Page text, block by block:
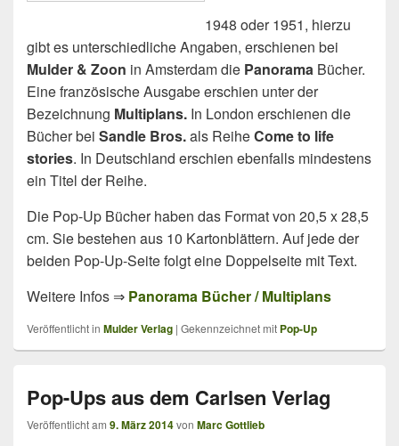
1948 oder 1951, hierzu
gibt es unterschiedliche Angaben, erschienen bei
Mulder & Zoon in Amsterdam die Panorama Bücher.
Eine französische Ausgabe erschien unter der
Bezeichnung Multiplans. In London erschienen die
Bücher bei Sandle Bros.als ReiheCome to life
stories. In Deutschland erschien ebenfalls mindestens
ein Titel der Reihe.
Die Pop-Up Bücher haben das Format von 20,5 x 28,5
cm. Sie bestehen aus 10 Kartonblättern. Auf jede der
beiden Pop-Up-Seite folgt eine Doppelseite mit Text.
Weitere Infos ⇒ Panorama Bücher / Multiplans
Veröffentlicht in Mulder Verlag | Gekennzeichnet mit Pop-Up
Pop-Ups aus dem Carlsen Verlag
Veröffentlicht am 9. März 2014von Marc Gottlieb